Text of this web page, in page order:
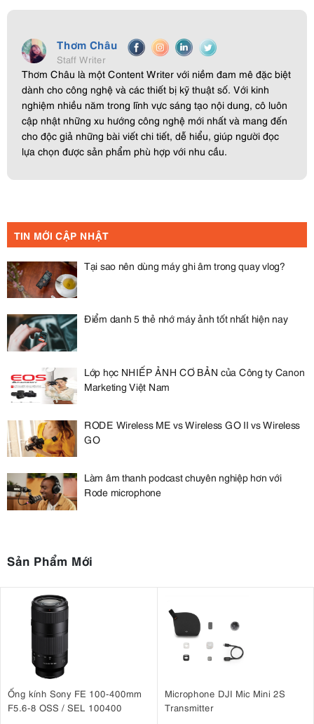
Thơm Châu
Staff Writer
Thơm Châu là một Content Writer với niềm đam mê đặc biệt
dành cho công nghệ và các thiết bị kỹ thuật số. Với kinh
nghiệm nhiều năm trong lĩnh vực sáng tạo nội dung, cô luôn
cập nhật những xu hướng công nghệ mới nhất và mang đến
cho độc giả những bài viết chi tiết, dễ hiểu, giúp người đọc
lựa chọn được sản phẩm phù hợp với nhu cầu.
TIN MỚI CẬP NHẬT
Tại sao nên dùng máy ghi âm trong quay vlog?
Điểm danh 5 thẻ nhớ máy ảnh tốt nhất hiện nay
Lớp học NHIẾP ẢNH CƠ BẢN của Công ty Canon
Marketing Việt Nam
RODE Wireless ME vs Wireless GO II vs Wireless
GO
Làm âm thanh podcast chuyên nghiệp hơn với
Rode microphone
Sản Phẩm Mới
Ống kính Sony FE 100-400mm
F5.6-8 OSS / SEL 100400
Microphone DJI Mic Mini 2S
Transmitter